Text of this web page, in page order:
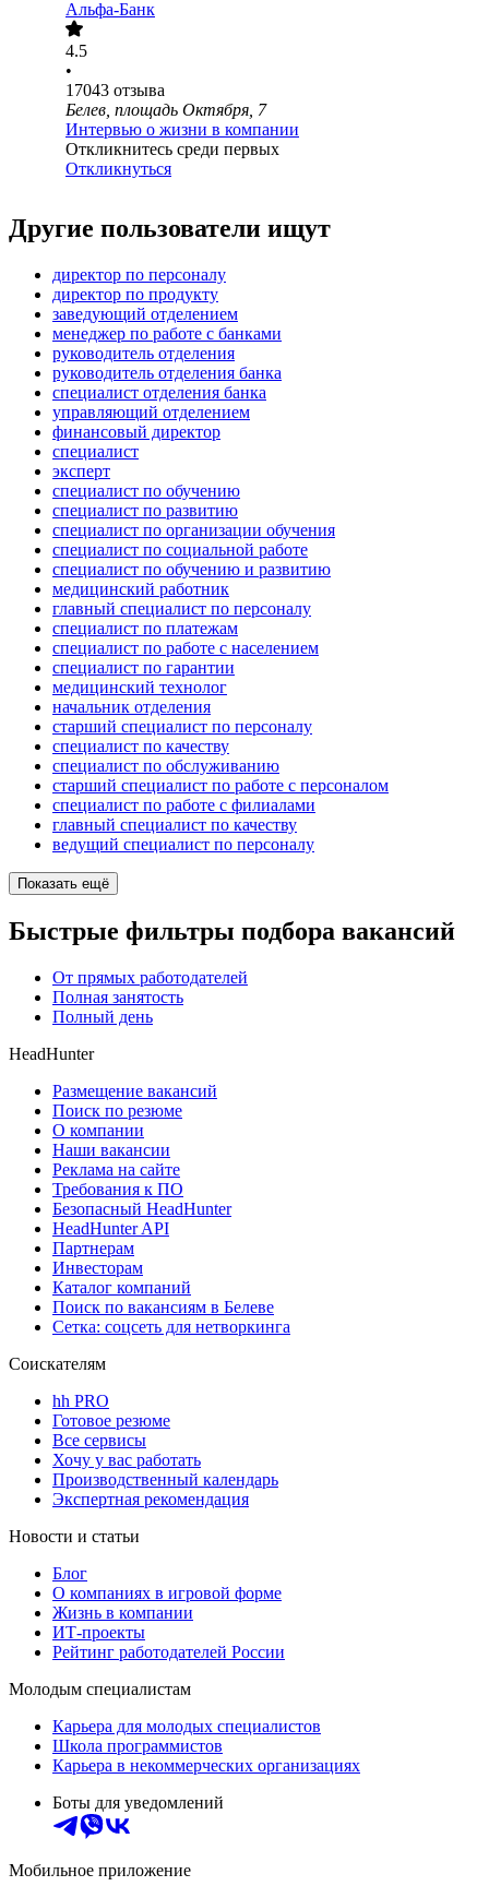
Альфа-Банк
4.5
•
17043 отзыва
Белев, площадь Октября, 7
Интервью о жизни в компании
Откликнитесь среди первых
Откликнуться
Другие пользователи ищут
директор по персоналу
директор по продукту
заведующий отделением
менеджер по работе с банками
руководитель отделения
руководитель отделения банка
специалист отделения банка
управляющий отделением
финансовый директор
специалист
эксперт
специалист по обучению
специалист по развитию
специалист по организации обучения
специалист по социальной работе
специалист по обучению и развитию
медицинский работник
главный специалист по персоналу
специалист по платежам
специалист по работе с населением
специалист по гарантии
медицинский технолог
начальник отделения
старший специалист по персоналу
специалист по качеству
специалист по обслуживанию
старший специалист по работе с персоналом
специалист по работе с филиалами
главный специалист по качеству
ведущий специалист по персоналу
Показать ещё
Быстрые фильтры подбора вакансий
От прямых работодателей
Полная занятость
Полный день
HeadHunter
Размещение вакансий
Поиск по резюме
О компании
Наши вакансии
Реклама на сайте
Требования к ПО
Безопасный HeadHunter
HeadHunter API
Партнерам
Инвесторам
Каталог компаний
Поиск по вакансиям в Белеве
Сетка: соцсеть для нетворкинга
Соискателям
hh PRO
Готовое резюме
Все сервисы
Хочу у вас работать
Производственный календарь
Экспертная рекомендация
Новости и статьи
Блог
О компаниях в игровой форме
Жизнь в компании
ИТ-проекты
Рейтинг работодателей России
Молодым специалистам
Карьера для молодых специалистов
Школа программистов
Карьера в некоммерческих организациях
Боты для уведомлений
Мобильное приложение